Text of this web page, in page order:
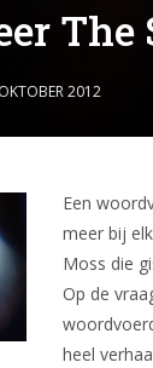
The
2012
Een
meer bij
Moss die
Op de
heel